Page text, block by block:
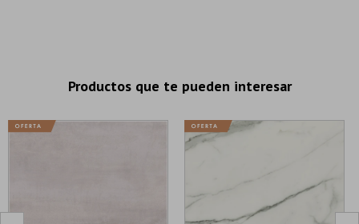
Productos que te pueden interesar